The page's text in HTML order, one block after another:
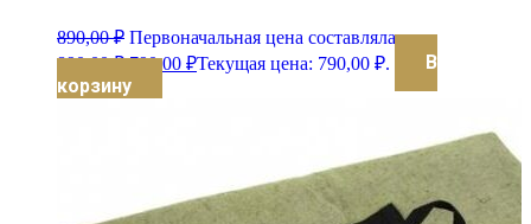
890,00₽ Первоначальная цена составляла
890,00 ₽.790,00 ₽Текущая цена: 790,00 ₽.
В
корзину